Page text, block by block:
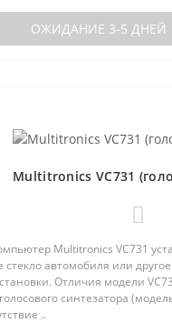
ОЖИДАНИЕ 3-5 ДНЕЙ
Multitronics VC731
Multitronics VC731
стекло автомобиля или
Отличия модели
синтезатора
..